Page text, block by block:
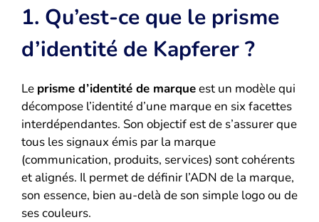
1. Qu’est-ce que le prisme
d’identité de Kapferer ?
Le prisme d’identité de marqueest un modèle qui
décompose l’identité d’une marque en six facettes
interdépendantes. Son objectif est de s’assurer que
tous les signaux émis par la marque
(communication, produits, services) sont cohérents
et alignés. Il permet de définir l’ADN de la marque,
son essence, bien au-delà de son simple logo ou de
ses couleurs.